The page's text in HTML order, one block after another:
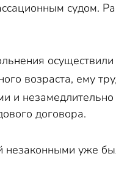
судом.
возраста, ему
и
договора.
незаконными уже